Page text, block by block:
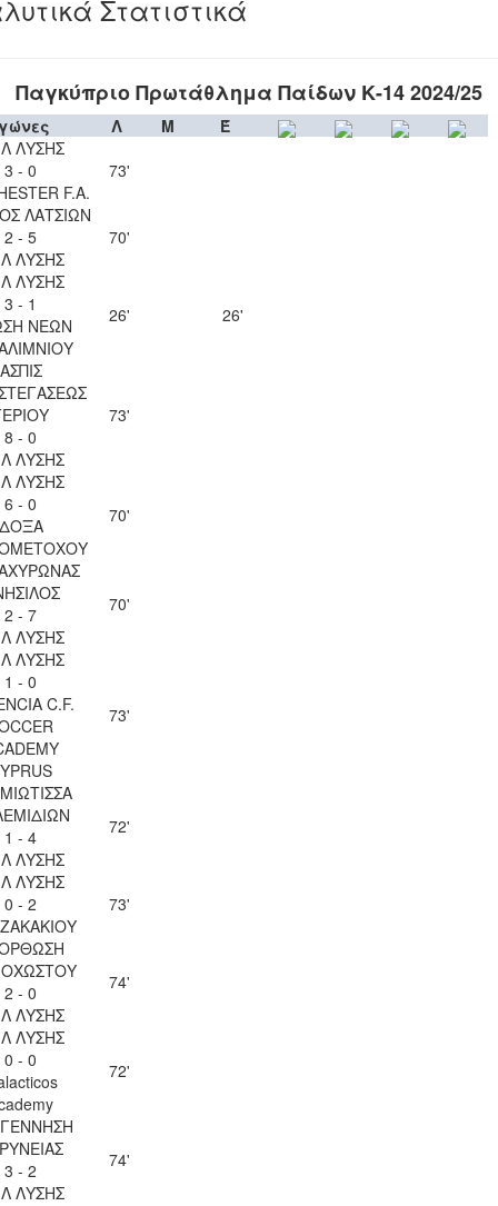
Στατιστικά
Παγκύπριο Πρωτάθλημα Παίδων Κ-14 2024/25
Λ Μ
Έ
ΛΥΣΗΣ
3 - 0
F.A.
73'
ΛΑΤΣΙΩΝ
2 - 5
ΛΥΣΗΣ
70'
ΛΥΣΗΣ
3 - 1
ΝΕΩΝ
26' 26'
ΑΣΠΙΣ
8 - 0
ΛΥΣΗΣ
73'
ΛΥΣΗΣ
6 - 0
70'
2 - 7
ΛΥΣΗΣ
70'
ΛΥΣΗΣ
1 - 0
C.F.
73'
1 - 4
ΛΥΣΗΣ
72'
ΛΥΣΗΣ
0 - 2
73'
2 - 0
ΛΥΣΗΣ
74'
ΛΥΣΗΣ
0 - 0
72'
3 - 2
ΛΥΣΗΣ
74'